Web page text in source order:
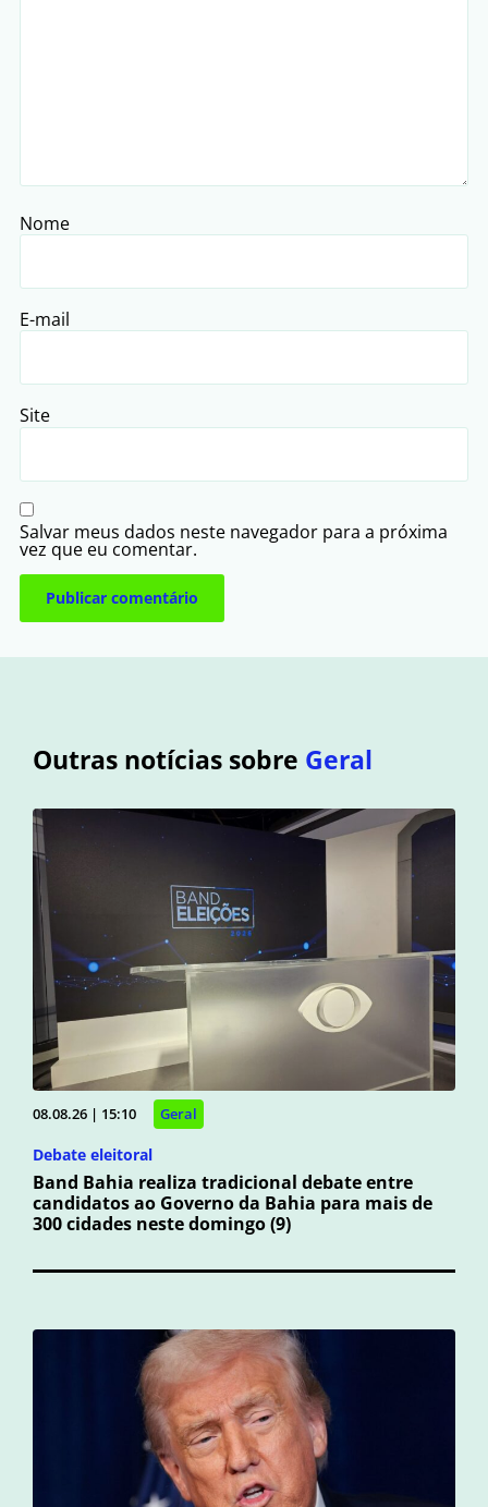
Nome
E-mail
Site
Salvar meus dados neste navegador para a próxima
vez que eu comentar.
Outras notícias sobre Geral
08.08.26 | 15:10 Geral
Debate eleitoral
Band Bahia realiza tradicional debate entre
candidatos ao Governo da Bahia para mais de
300 cidades neste domingo (9)